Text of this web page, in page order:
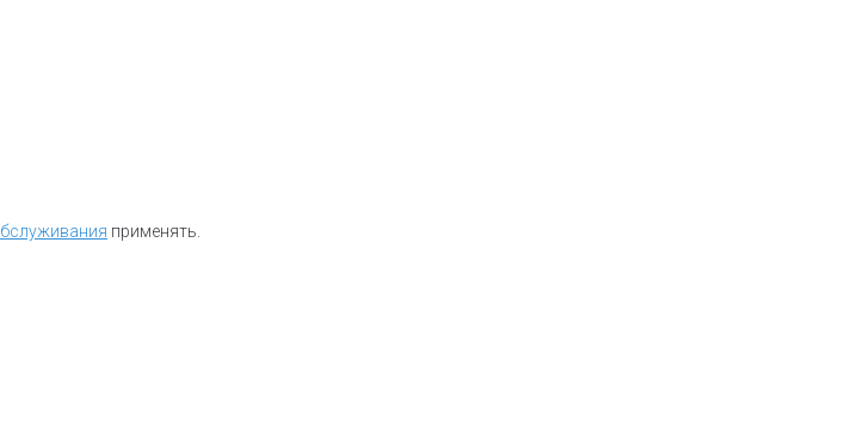
применять.